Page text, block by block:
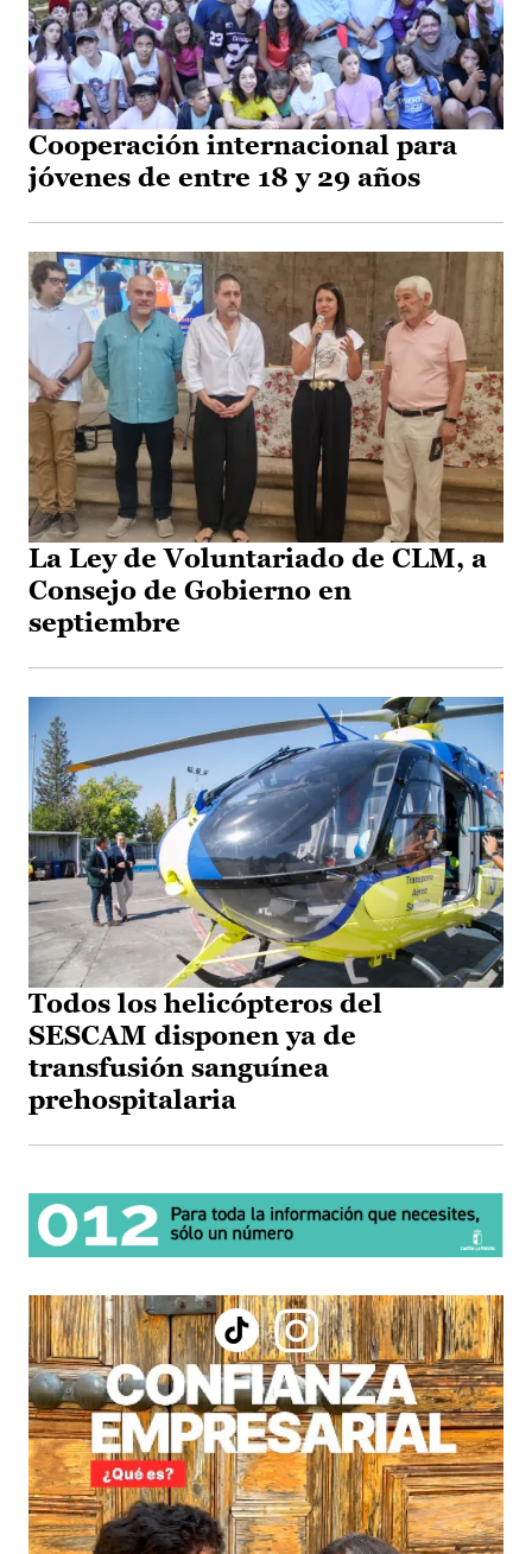
Cooperación internacional para
jóvenes de entre 18 y 29 años
La Ley de Voluntariado de CLM, a
Consejo de Gobierno en
septiembre
Todos los helicópteros del
SESCAM disponen ya de
transfusión sanguínea
prehospitalaria